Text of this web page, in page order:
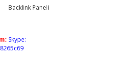
Skype: